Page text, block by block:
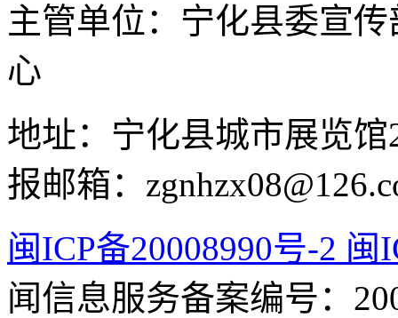
主管单位：宁化县委宣
心
地址：宁化县城市展览馆
报邮箱：
闽ICP备20008990号-2 闽
闻信息服务备案编号：